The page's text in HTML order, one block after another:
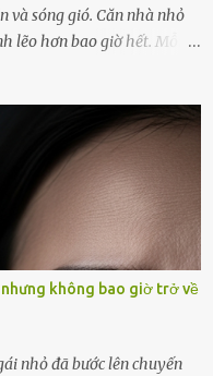
và sóng gió. Căn nhà nhỏ
lẽo hơn bao giờ hết. Mỗi
muốn làm gì ngoài việc
không cho phép tôi mãi
bè và những người thân
chu toàn. Và hôm nay là
cô ấy rời xa tôi mãi
xong, tôi quyết định lên
mọi ngày, nhưng có điều gì
Trong khoảnh khắc tôi
gió lạ thoáng qua, khiến
không bao giờ trở về
nhỏ đã bước lên chuyến